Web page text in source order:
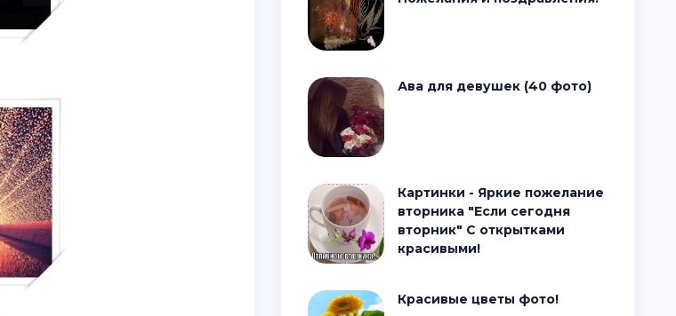
Ава для девушек (40 фото)
Картинки - Яркие пожелание
вторника "Если сегодня
вторник" С открытками
красивыми!
Красивые цветы фото!